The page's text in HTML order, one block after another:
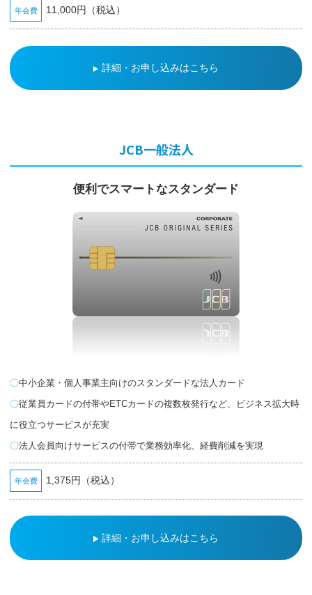
年会費 11,000円（税込）
詳細・お申し込みはこちら
JCB一般法人
便利でスマートなスタンダード
中小企業・個人事業主向けのスタンダードな法人カード
従業員カードの付帯やETCカードの複数枚発行など、ビジネス拡大時
に役立つサービスが充実
法人会員向けサービスの付帯で業務効率化、経費削減を実現
年会費 1,375円（税込）
詳細・お申し込みはこちら